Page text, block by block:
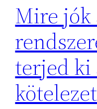
Mire jók
terjed ki